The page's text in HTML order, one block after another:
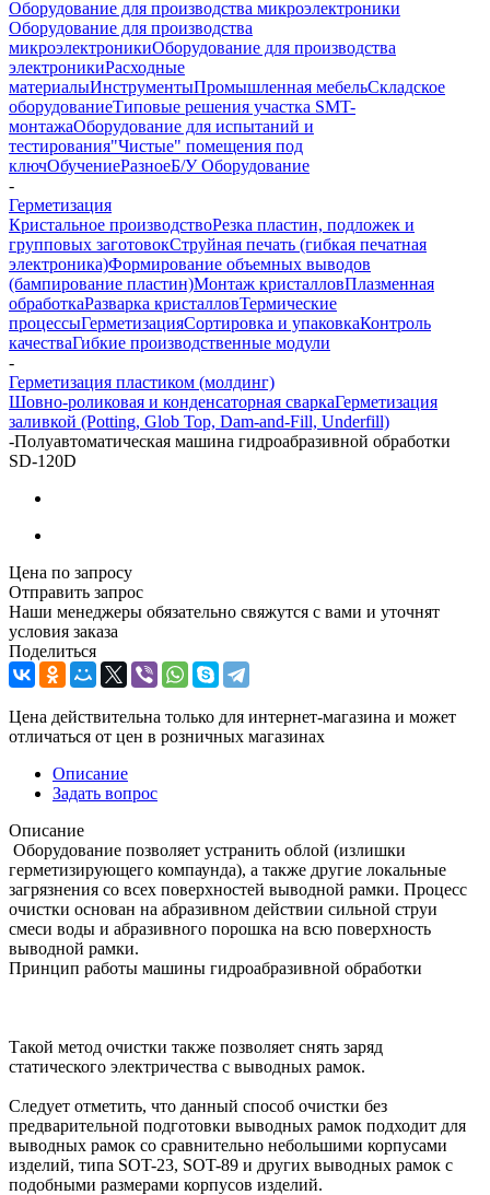
Оборудование для производства микроэлектроники
Оборудование для производства
микроэлектроникиОборудование для производства
электроникиРасходные
материалыИнструментыПромышленная мебельСкладское
оборудованиеТиповые решения участка SMT-
монтажаОборудование для испытаний и
тестирования"Чистые" помещения под
ключОбучениеРазноеБ/У Оборудование
-
Герметизация
Кристальное производствоРезка пластин, подложек и
групповых заготовокСтруйная печать (гибкая печатная
электроника)Формирование объемных выводов
(бампирование пластин)Монтаж кристалловПлазменная
обработкаРазварка кристалловТермические
процессыГерметизацияСортировка и упаковкаКонтроль
качестваГибкие производственные модули
-
Герметизация пластиком (молдинг)
Шовно-роликовая и конденсаторная сваркаГерметизация
заливкой (Potting, Glob Top, Dam-and-Fill, Underfill)
-Полуавтоматическая машина гидроабразивной обработки
SD-120D
Цена по запросу
Отправить запрос
Наши менеджеры обязательно свяжутся с вами и уточнят
условия заказа
Поделиться
Цена действительна только для интернет-магазина и может
отличаться от цен в розничных магазинах
Описание
Задать вопрос
Описание
Оборудование позволяет устранить облой (излишки
герметизирующего компаунда), а также другие локальные
загрязнения со всех поверхностей выводной рамки. Процесс
очистки основан на абразивном действии сильной струи
смеси воды и абразивного порошка на всю поверхность
выводной рамки.
Принцип работы машины гидроабразивной обработки
Такой метод очистки также позволяет снять заряд
статического электричества с выводных рамок.
Следует отметить, что данный способ очистки без
предварительной подготовки выводных рамок подходит для
выводных рамок со сравнительно небольшими корпусами
изделий, типа SOT-23, SOT-89 и других выводных рамок с
подобными размерами корпусов изделий.